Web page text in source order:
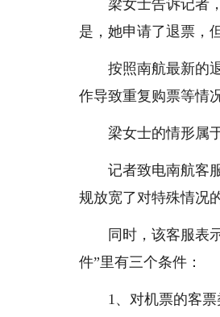
梁女士告诉记者
是，她申请了退票，
按照南航最新的
作导致重复购票等情
梁女士的情形属
记者致电南航客
规放宽了对特殊情况
同时，该客服表
件”里有三个条件：
1、对机票的客